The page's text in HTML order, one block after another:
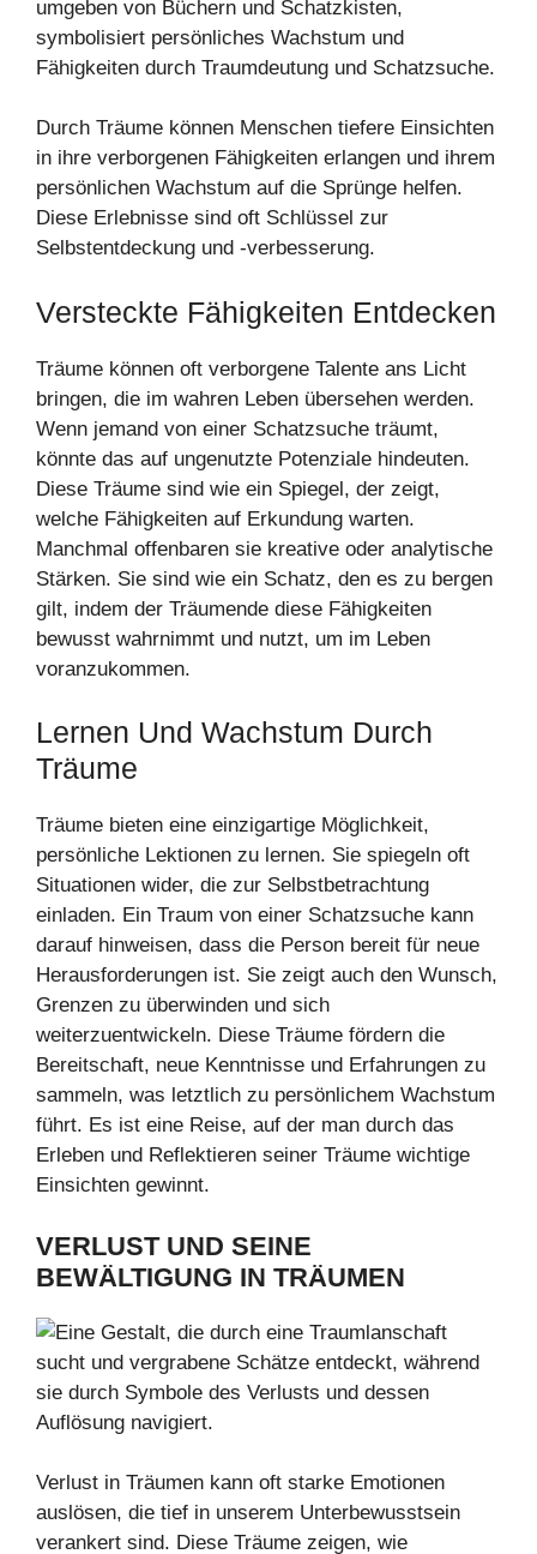
Durch Träume können Menschen tiefere Einsichten
in ihre verborgenen Fähigkeiten erlangen und ihrem
persönlichen Wachstum auf die Sprünge helfen.
Diese Erlebnisse sind oft Schlüssel zur
Selbstentdeckung und -verbesserung.
Versteckte Fähigkeiten Entdecken
Träume können oft verborgene Talente ans Licht
bringen, die im wahren Leben übersehen werden.
Wenn jemand von einer Schatzsuche träumt,
könnte das auf ungenutzte Potenziale hindeuten.
Diese Träume sind wie ein Spiegel, der zeigt,
welche Fähigkeiten auf Erkundung warten.
Manchmal offenbaren sie kreative oder analytische
Stärken. Sie sind wie ein Schatz, den es zu bergen
gilt, indem der Träumende diese Fähigkeiten
bewusst wahrnimmt und nutzt, um im Leben
voranzukommen.
Lernen Und Wachstum Durch
Träume
Träume bieten eine einzigartige Möglichkeit,
persönliche Lektionen zu lernen. Sie spiegeln oft
Situationen wider, die zur Selbstbetrachtung
einladen. Ein Traum von einer Schatzsuche kann
darauf hinweisen, dass die Person bereit für neue
Herausforderungen ist. Sie zeigt auch den Wunsch,
Grenzen zu überwinden und sich
weiterzuentwickeln. Diese Träume fördern die
Bereitschaft, neue Kenntnisse und Erfahrungen zu
sammeln, was letztlich zu persönlichem Wachstum
führt. Es ist eine Reise, auf der man durch das
Erleben und Reflektieren seiner Träume wichtige
Einsichten gewinnt.
VERLUST UND SEINE
BEWÄLTIGUNG IN TRÄUMEN
Verlust in Träumen kann oft starke Emotionen
auslösen, die tief in unserem Unterbewusstsein
verankert sind. Diese Träume zeigen, wie